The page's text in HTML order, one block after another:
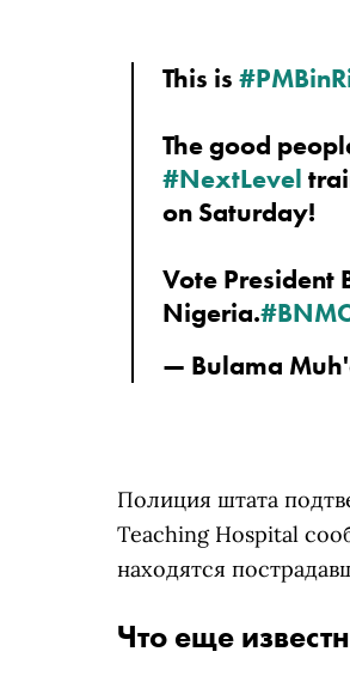
This is
#NextLevel
on Saturday!
Vote President
Nigeria.
— Bulama
Полиция штата
Teaching Hospital
находятся
Что еще